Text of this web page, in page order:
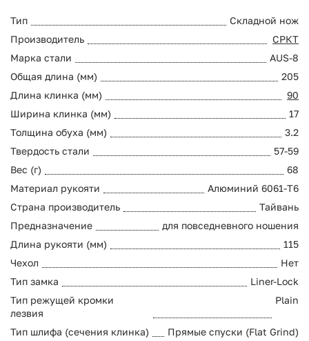
Тип
Складной нож
Производитель
СРКТ
Марка стали
AUS-8
Общая длина (мм)
205
Длина клинка (мм)
90
Ширина клинка (мм)
17
Толщина обуха (мм)
3.2
Твердость стали
57-59
Вес (г)
68
Материал рукояти
Алюминий 6061-T6
Страна производитель
Тайвань
Предназначение
для повседневного ношения
Длина рукояти (мм)
115
Чехол
Нет
Тип замка
Liner-Lock
Тип режущей кромки
лезвия
Plain
Тип шлифа (сечения клинка) Прямые спуски (Flat Grind)